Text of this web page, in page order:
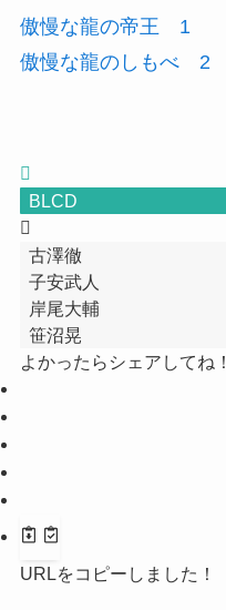
傲慢な龍の帝王 1
傲慢な龍のしもべ 2
BLCD
古澤徹
子安武人
岸尾大輔
笹沼晃
よかったらシェアしてね！
URLをコピーしました！